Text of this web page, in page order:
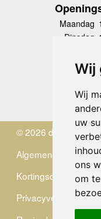
Wij
Wij
uw
ons
om
Maandag
Dinsdag
Donderdag
Vrijdag
© 2026 de Zwerver
Algemene
Kortingscode
Privacyverklaring